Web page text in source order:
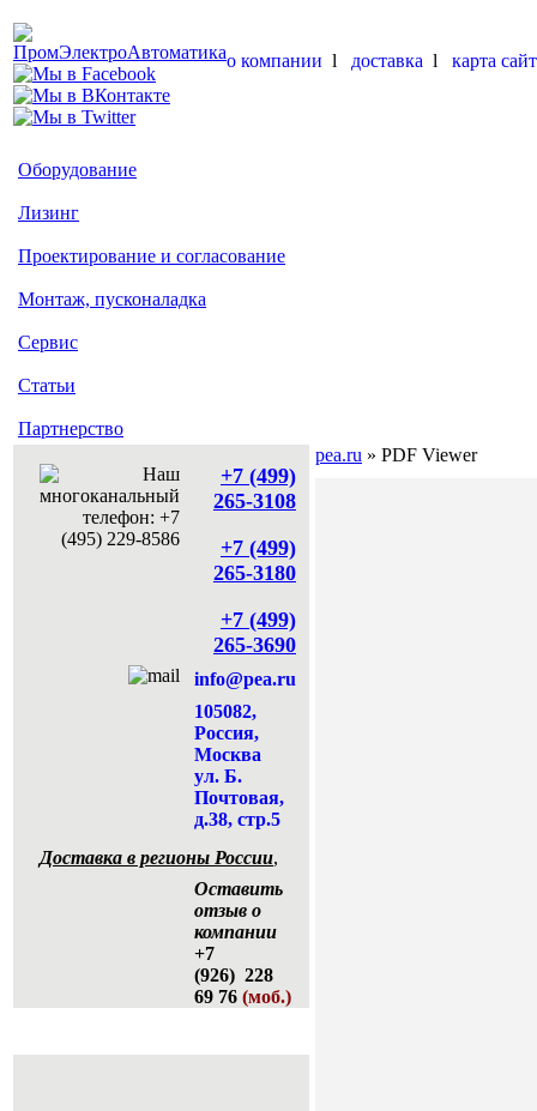
о компании l доставка l карта
Оборудование
Лизинг
Проектирование и согласование
Монтаж, пусконаладка
Сервис
Статьи
Партнерство
+7 (499)
265-3108
+7 (499)
265-3180
+7 (499)
265-3690
info@pea.ru
105082,
Россия,
Москва
ул. Б.
Почтовая,
д.38, стр.5
Доставка в регионы России,
Оставить
отзыв о
компании
+7
(926) 228
69 76 (моб.)
pea.ru » PDF Viewer